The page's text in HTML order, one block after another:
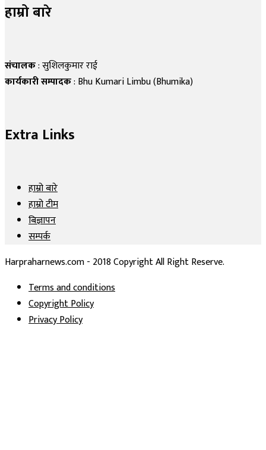
हाम्रो बारे
संचालक: सुशिलकुमार राई
कार्यकारी सम्पादक: Bhu Kumari Limbu (Bhumika)
Extra Links
हाम्रो बारे
हाम्रो टीम
बिज्ञापन
सम्पर्क
Harpraharnews.com - 2018 Copyright All Right Reserve.
Terms and conditions
Copyright Policy
Privacy Policy